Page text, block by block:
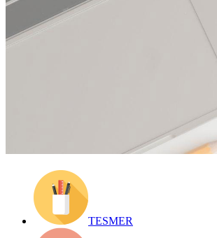
ISMMMONOMI 65'inci sayı
https://ismmmo.org.tr/Yayinlar/
TESMER